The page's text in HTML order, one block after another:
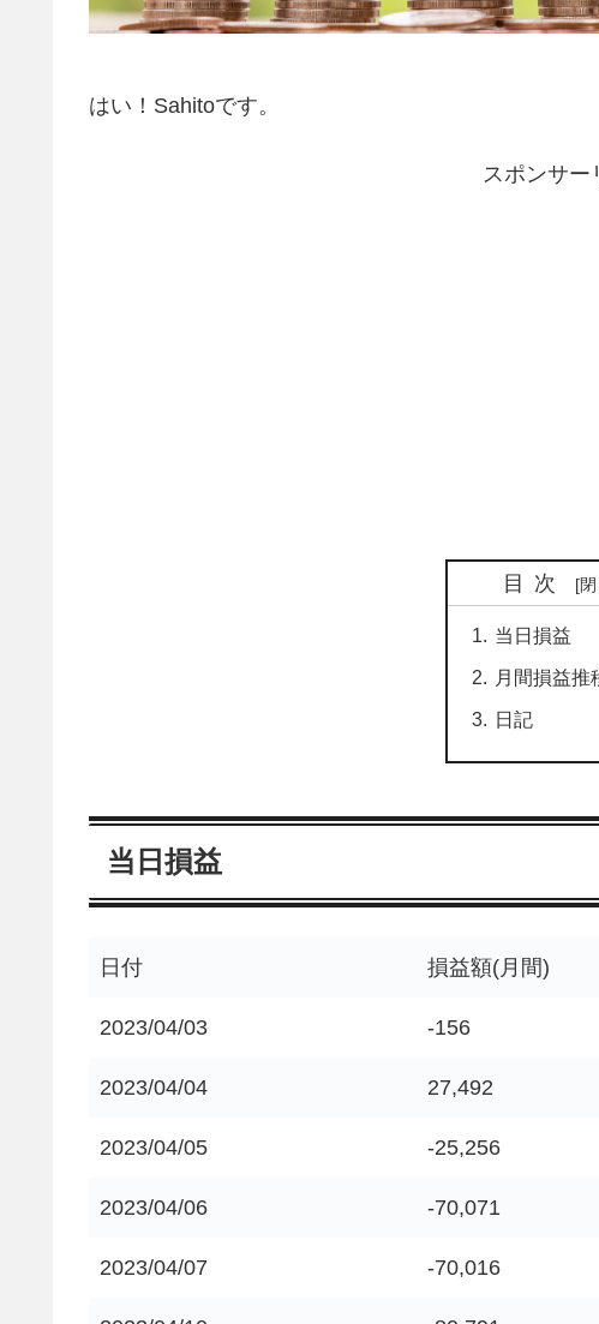
はい！Sahitoです。
スポンサー
目次
当日損益
月間損益推
日記
当日損益
日付 損益額(月間)
2023/04/03 -156
2023/04/04 27,492
2023/04/05 -25,256
2023/04/06 -70,071
2023/04/07 -70,016